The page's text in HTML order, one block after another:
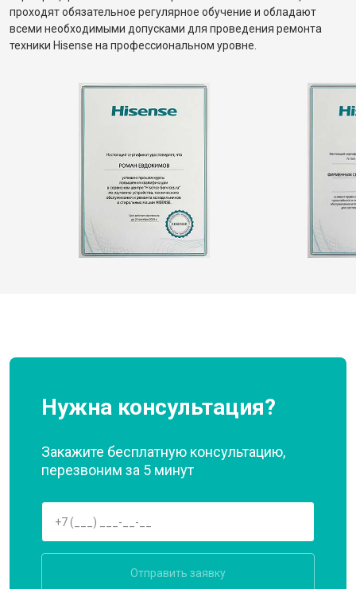
проходят обязательное регулярное обучение и обладают
всеми необходимыми допусками для проведения ремонта
техники Hisense на профессиональном уровне.
Нужна консультация?
Закажите бесплатную консультацию,
перезвоним за 5 минут
Отправить заявку